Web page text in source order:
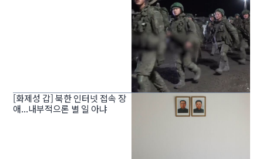
[화제성 갑] 북한 인터넷 접속 장
애...내부적으론 별 일 아냐